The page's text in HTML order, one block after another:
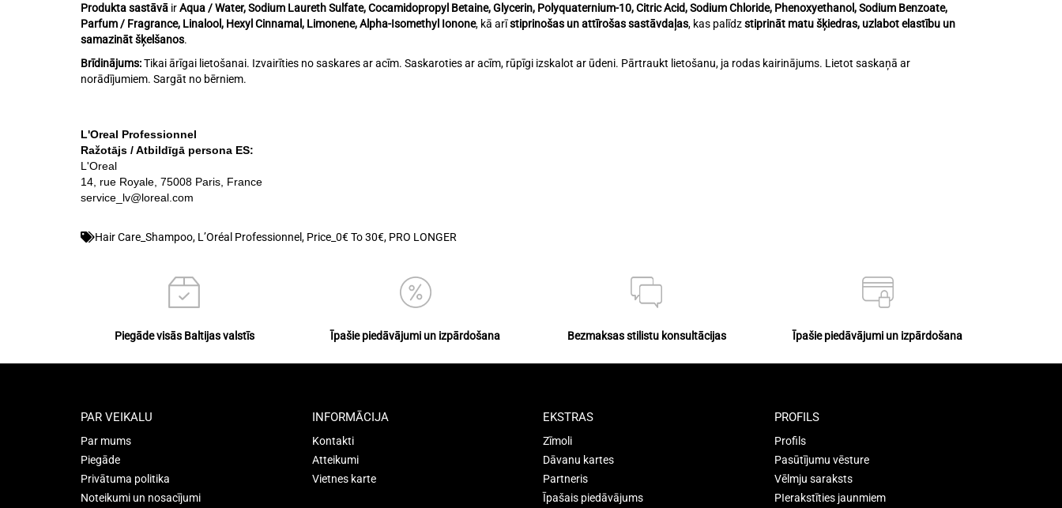
Produkta sastāvā irAqua / Water, Sodium Laureth Sulfate, Cocamidopropyl Betaine, Glycerin, Polyquaternium-10, Citric Acid, Sodium Chloride, Phenoxyethanol, Sodium Benzoate,
Parfum / Fragrance, Linalool, Hexyl Cinnamal, Limonene, Alpha-Isomethyl Ionone, kā arīstiprinošas un attīrošas sastāvdaļas, kas palīdzstiprināt matu šķiedras, uzlabot elastību un
samazināt šķelšanos.
Brīdinājums:Tikai ārīgai lietošanai. Izvairīties no saskares ar acīm. Saskaroties ar acīm, rūpīgi izskalot ar ūdeni. Pārtraukt lietošanu, ja rodas kairinājums. Lietot saskaņā ar
norādījumiem. Sargāt no bērniem.
L'Oreal Professionnel
Ražotājs / Atbildīgā persona ES:
L'Oreal
14, rue Royale, 75008 Paris, France
service_lv@loreal.com
Hair Care_Shampoo, L’Oréal Professionnel, Price_0€ To 30€, PRO LONGER
Piegāde visās Baltijas valstīs Īpašie piedāvājumi un izpārdošana Bezmaksas stilistu konsultācijas Īpašie piedāvājumi un izpārdošana
PAR VEIKALU
Par mums
Piegāde
Privātuma politika
Noteikumi un nosacījumi
INFORMĀCIJA
Kontakti
Atteikumi
Vietnes karte
EKSTRAS
Zīmoli
Dāvanu kartes
Partneris
Īpašais piedāvājums
PROFILS
Profils
Pasūtījumu vēsture
Vēlmju saraksts
PIerakstīties jaunmiem